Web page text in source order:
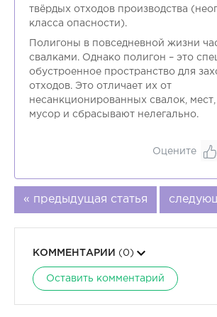
твёрдых отходов производства
класса опасности).
Полигоны в повседневной жизни
свалками. Однако полигон – это
обустроенное пространство для
отходов. Это отличает их от
несанкционированных свалок, мест,
мусор и сбрасывают нелегально.
Оцените
« предыдущая статья
КОММЕНТАРИИ (0)
Оставить комментарий